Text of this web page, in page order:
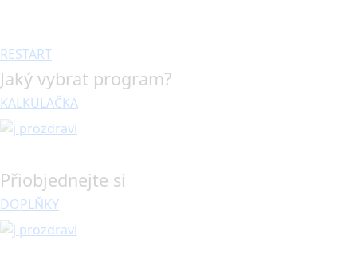
RESTART
Jaký vybrat program?
KALKULAČKA
Přiobjednejte si
DOPLŇKY